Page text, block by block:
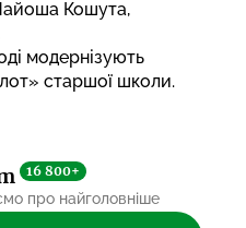
Кошута,
модернізують
старшої школи.
16 800+
про найголовніше